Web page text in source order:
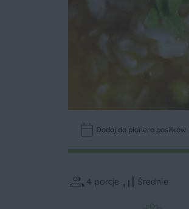
Dodaj do planera posiłków
4 porcje Średnie